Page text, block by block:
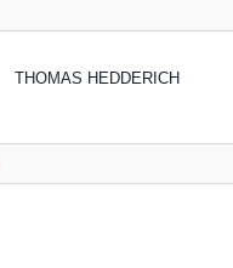
THOMAS HEDDERICH